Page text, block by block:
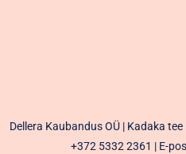
Dellera Kaubandus OÜ | Kadaka
+372 5332 2361 | E-